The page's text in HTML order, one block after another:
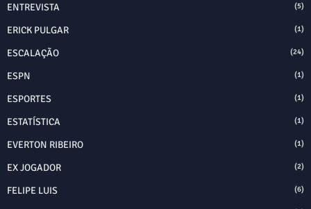
ENTREVISTA (5)
ERICK PULGAR (1)
ESCALAÇÃO (24)
ESPN (1)
ESPORTES (1)
ESTATÍSTICA (1)
EVERTON RIBEIRO (1)
EX JOGADOR (2)
FELIPE LUIS (6)